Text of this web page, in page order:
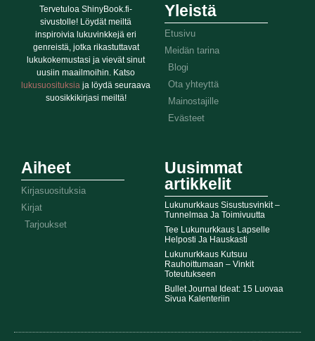
Tervetuloa ShinyBook.fi-
sivustolle! Löydät meiltä
inspiroivia lukuvinkkejä eri
genreistä, jotka rikastuttavat
lukukokemustasi ja vievät sinut
uusiin maailmoihin. Katso
lukusuosituksia ja löydä seuraava
suosikkikirjasi meiltä!
Yleistä
Etusivu
Meidän tarina
Blogi
Ota yhteyttä
Mainostajille
Evästeet
Aiheet
Kirjasuosituksia
Kirjat
Tarjoukset
Uusimmat
artikkelit
Lukunurkkaus Sisustusvinkit –
Tunnelmaa Ja Toimivuutta
Tee Lukunurkkaus Lapselle
Helposti Ja Hauskasti
Lukunurkkaus Kutsuu
Rauhoittumaan – Vinkit
Toteutukseen
Bullet Journal Ideat: 15 Luovaa
Sivua Kalenteriin